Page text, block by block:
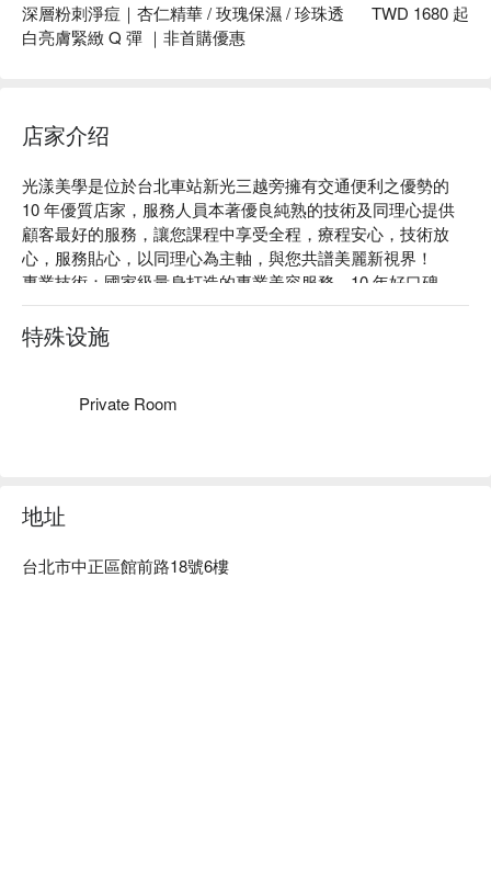
深層粉刺淨痘｜杏仁精華 / 玫瑰保濕 / 珍珠透
白亮膚緊緻 Q 彈 ｜非首購優惠
TWD 1680 起
店家介绍
光漾美學是位於台北車站新光三越旁擁有交通便利之優勢的
10 年優質店家，服務人員本著優良純熟的技術及同理心提供
顧客最好的服務，讓您課程中享受全程，療程安心，技術放
心，服務貼心，以同理心為主軸，與您共譜美麗新視界！
專業技術：國家級量身打造的專業美容服務，10 年好口碑，
給您最貼心的美容服務。
絕佳位置：台北火車站對面，位於捷運台北車站 Z2 出口 左轉
20 公尺左右，位於新光三越旁。
特殊设施
Private Room
地址
台北市中正區館前路18號6樓